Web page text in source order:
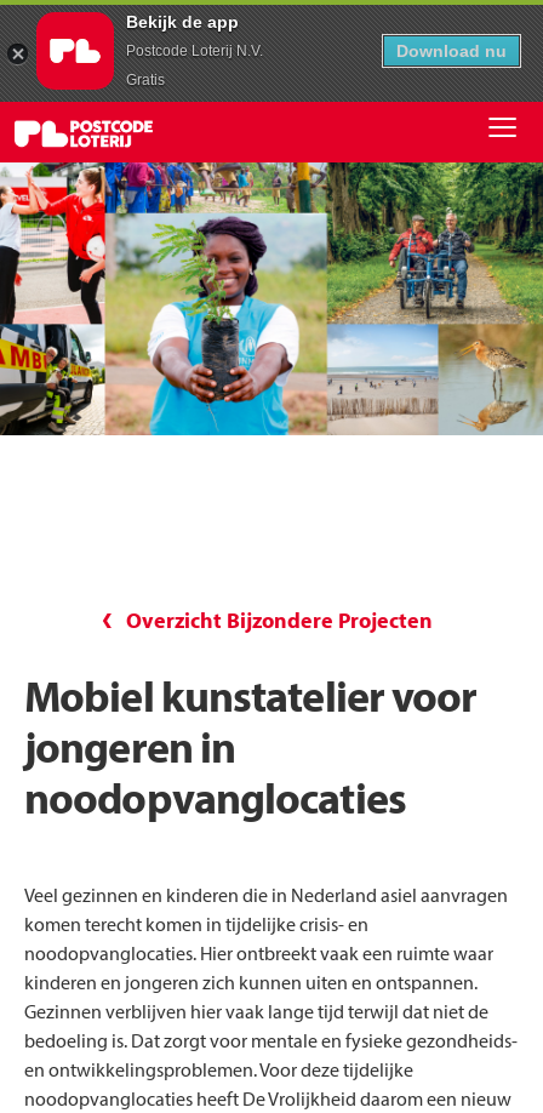
Bekijk de app
Postcode Loterij N.V.
Gratis
Download nu
Overzicht Bijzondere Projecten
Mobiel kunstatelier voor
jongeren in
noodopvanglocaties
Veel gezinnen en kinderen die in Nederland asiel aanvragen
komen terecht komen in tijdelijke crisis- en
noodopvanglocaties. Hier ontbreekt vaak een ruimte waar
kinderen en jongeren zich kunnen uiten en ontspannen.
Gezinnen verblijven hier vaak lange tijd terwijl dat niet de
bedoeling is. Dat zorgt voor mentale en fysieke gezondheids-
en ontwikkelingsproblemen. Voor deze tijdelijke
noodopvanglocaties heeft De Vrolijkheid daarom een nieuw